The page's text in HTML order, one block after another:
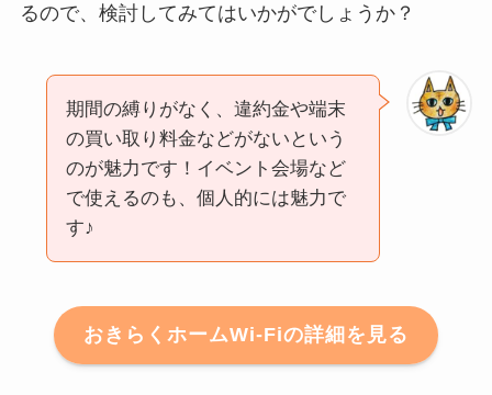
るので、検討してみてはいかがでしょうか？
期間の縛りがなく、違約金や端末
の買い取り料金などがないという
のが魅力です！イベント会場など
で使えるのも、個人的には魅力で
す♪
おきらくホームWi-Fiの詳細を見る